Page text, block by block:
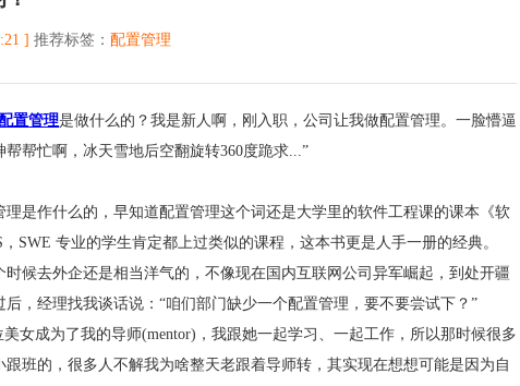
] 推荐标签： 配置管理
配置管理是做什么的？我是新人啊，刚入职，公司让我做配置管理。一脸懵逼
帮忙啊，冰天雪地后空翻旋转360度跪求...”
作什么的，早知道配置管理这个词还是大学里的软件工程课的课本《软
SWE 专业的学生肯定都上过类似的课程，这本书更是人手一册的经典。
去外企还是相当洋气的，不像现在国内互联网公司异军崛起，到处开疆
，经理找我谈话说：“咱们部门缺少一个配置管理，要不要尝试下？”
女成为了我的导师(mentor)，我跟她一起学习、一起工作，所以那时候很多
班的，很多人不解我为啥整天老跟着导师转，其实现在想想可能是因为自